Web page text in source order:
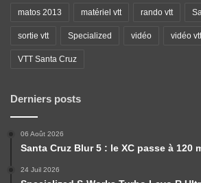
matos 2013 matériel vtt rando vtt
sortie vtt Specialized vidéo vidéo vtt
VTT Santa Cruz
Derniers posts
06 Août 2026
Santa Cruz Blur 5 : le XC passe à 120
24 Juil 2026